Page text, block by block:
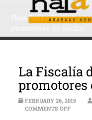
Hala Bedi>Berriak>
La Fiscalía
promotores
FEBRUARY 26, 2015
COMMENTS OFFON LA